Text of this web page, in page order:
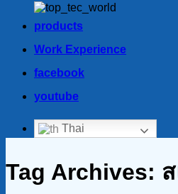
products
Work Experience
facebook
youtube
Thai
Tag Archives: